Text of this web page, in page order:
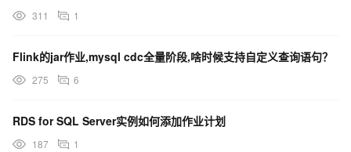
311 1
Flink的jar作业,mysql cdc全量阶段,啥时候支持自定义查询语句？
275 6
RDS for SQL Server实例如何添加作业计划
187 1